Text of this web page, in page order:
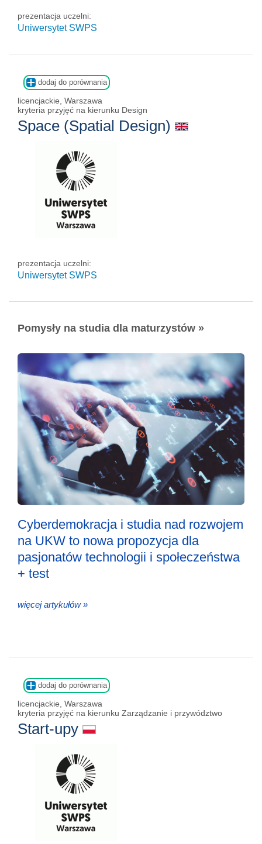
prezentacja uczelni:
Uniwersytet SWPS
dodaj do porównania
licencjackie, Warszawa
kryteria przyjęć na kierunku Design
Space (Spatial Design)
prezentacja uczelni:
Uniwersytet SWPS
Pomysły na studia dla maturzystów »
Cyberdemokracja i studia nad rozwojem
na UKW to nowa propozycja dla
pasjonatów technologii i społeczeństwa
+ test
więcej artykułów »
dodaj do porównania
licencjackie, Warszawa
kryteria przyjęć na kierunku Zarządzanie i przywództwo
Start-upy